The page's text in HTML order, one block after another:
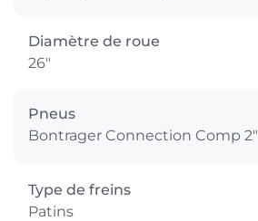
Diamètre de roue
26"
Pneus
Bontrager Connection Comp 2"
Type de freins
Patins